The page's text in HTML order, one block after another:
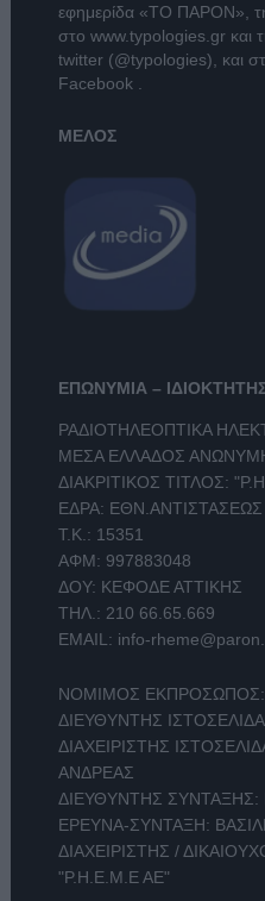
εφημερίδα «ΤΟ ΠΑΡΟΝ»,
στο www.typologies.grκαι
twitter (@typologies), και
Facebook .
ΜΕΛΟΣ
ΕΠΩΝΥΜΙΑ –
ΡΑΔΙΟΤΗΛΕΟΠΤΙΚΑ
ΜΕΣΑ ΕΛΛΑΔΟΣ ΑΝΩΝΥΜΗ
ΔΙΑΚΡΙΤΙΚΟΣ ΤΙΤΛΟΣ:
ΕΔΡΑ:
Τ.Κ.: 15351
ΑΦΜ: 997883048
ΔΟΥ: ΚΕΦΟΔΕ ΑΤΤΙΚΗΣ
ΤΗΛ.: 210 66.65.669
EMAIL: info-
ΝΟΜΙΜΟΣ
ΔΙΕΥΘΥΝΤΗΣ
ΔΙΑΧΕΙΡΙΣΤΗΣ
ΑΝΔΡΕΑΣ
ΔΙΕΥΘΥΝΤΗΣ ΣΥΝΤΑΞΗΣ:
ΕΡΕΥΝΑ-ΣΥΝΤΑΞΗ:
ΔΙΑΧΕΙΡΙΣΤΗΣ /
"Ρ.Η.Ε.Μ.Ε ΑΕ"